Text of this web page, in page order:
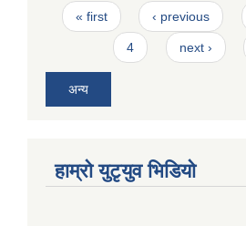
Pages
« first ‹ previous
4 next ›
अन्य
हाम्राे युटृयुव भिडियाे